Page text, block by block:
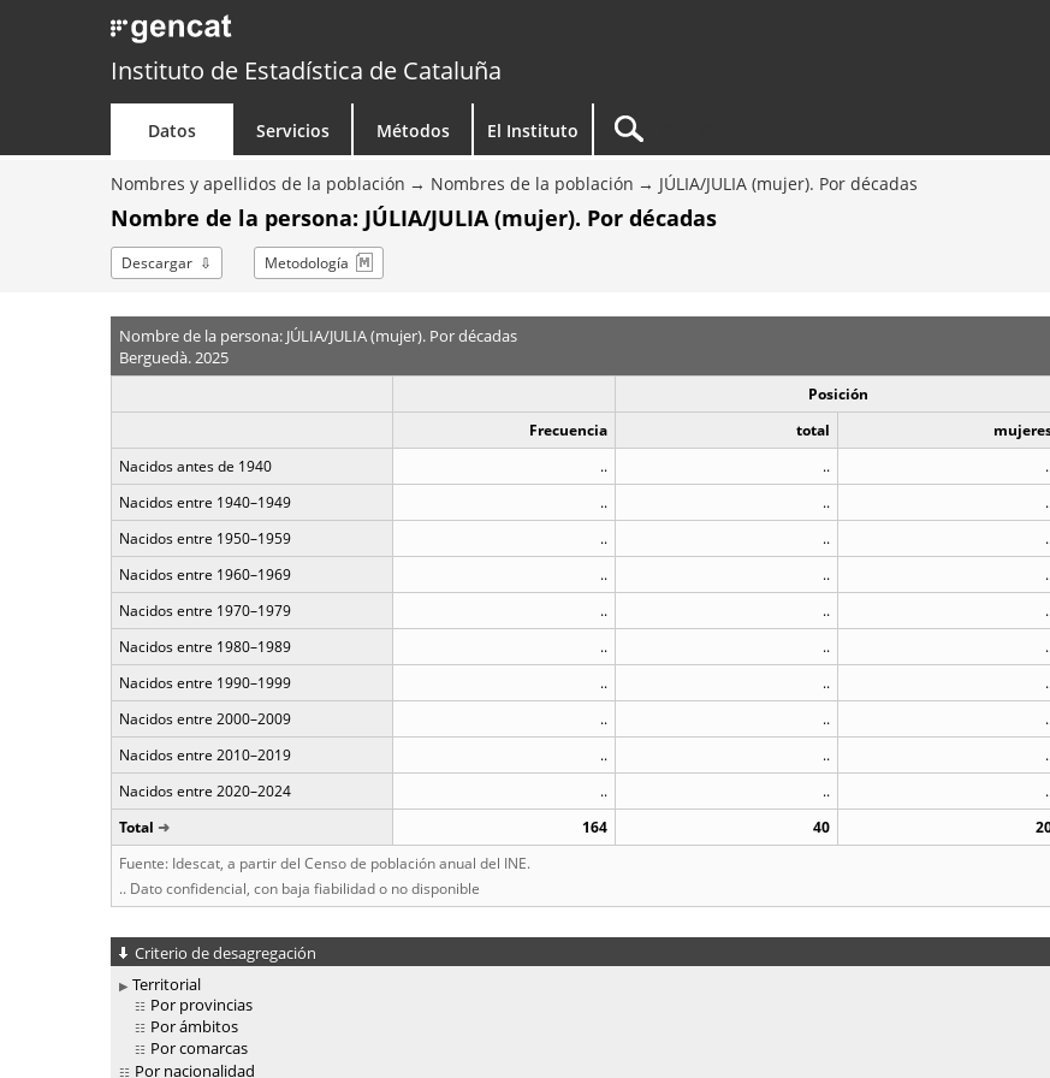
Instituto de Estadística de Cataluña
Datos Servicios Métodos El Instituto
Nombres y apellidos de la población Nombres de la población JÚLIA/JULIA (mujer). Por décadas
Nombre de la persona: JÚLIA/JULIA (mujer). Por décadas
Descargar Metodología
Nombre de la persona: JÚLIA/JULIA (mujer). Por décadas
Berguedà. 2025
Posición
Frecuencia
total
Nacidos antes de 1940
.. ..
Nacidos entre 1940–1949
.. ..
Nacidos entre 1950–1959
.. ..
Nacidos entre 1960–1969
.. ..
Nacidos entre 1970–1979
.. ..
Nacidos entre 1980–1989
.. ..
Nacidos entre 1990–1999
.. ..
Nacidos entre 2000–2009
.. ..
Nacidos entre 2010–2019
.. ..
Nacidos entre 2020–2024
.. ..
Total
164 40
Fuente: Idescat, a partir del Censo de población anual del INE.
.. Dato confidencial, con baja fiabilidad o no disponible
Criterio de desagregación
Territorial
Por provincias
Por ámbitos
Por comarcas
Por nacionalidad